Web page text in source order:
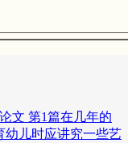
文 第1篇在几年的
幼儿时应讲究一些艺